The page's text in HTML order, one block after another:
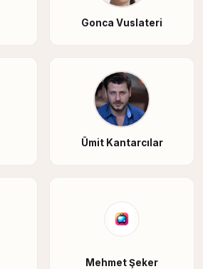
Gonca Vuslateri
Ümit Kantarcılar
Mehmet Şeker